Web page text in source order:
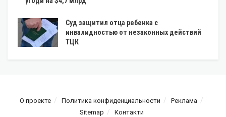
Суд защитил отца ребенка с
инвалидностью от незаконных действий
ТЦК
О проекте Политика конфиденциальности
Реклама
Sitemap
Контакти